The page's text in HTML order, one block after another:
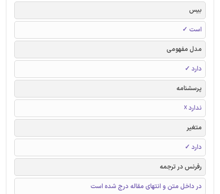
بیس
است ✓
مدل مفهومی
دارد ✓
پرسشنامه
ندارد ☓
متغیر
دارد ✓
رفرنس در ترجمه
در داخل متن و انتهای مقاله درج شده است